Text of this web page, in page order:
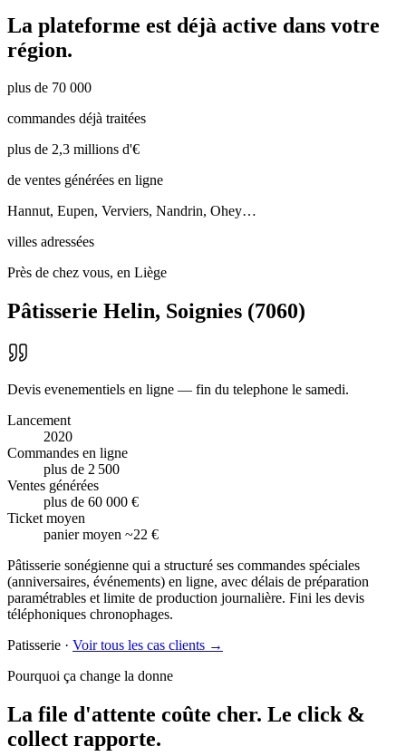
La plateforme est déjà active dans votre
région.
plus de 70 000
commandes déjà traitées
plus de 2,3 millions d'€
de ventes générées en ligne
Hannut, Eupen, Verviers, Nandrin, Ohey…
villes adressées
Près de chez vous, en Liège
Pâtisserie Helin, Soignies (7060)
Devis evenementiels en ligne — fin du telephone le samedi.
Lancement
2020
Commandes en ligne
plus de 2 500
Ventes générées
plus de 60 000 €
Ticket moyen
panier moyen ~22 €
Pâtisserie sonégienne qui a structuré ses commandes spéciales
(anniversaires, événements) en ligne, avec délais de préparation
paramétrables et limite de production journalière. Fini les devis
téléphoniques chronophages.
Patisserie · Voir tous les cas clients →
Pourquoi ça change la donne
La file d'attente coûte cher. Le click &
collect rapporte.